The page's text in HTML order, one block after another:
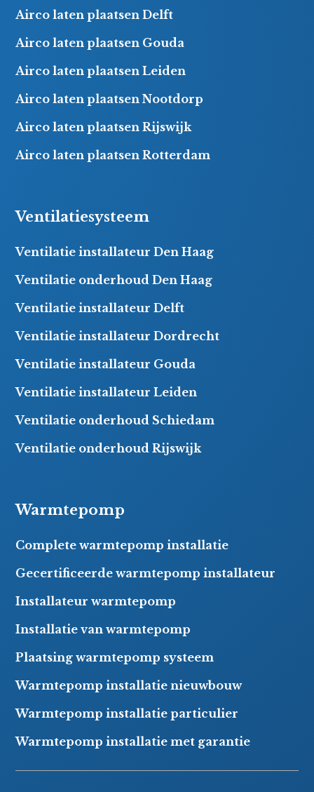
Airco laten plaatsen Delft
Airco laten plaatsen Gouda
Airco laten plaatsen Leiden
Airco laten plaatsen Nootdorp
Airco laten plaatsen Rijswijk
Airco laten plaatsen Rotterdam
Ventilatiesysteem
Ventilatie installateur Den Haag
Ventilatie onderhoud Den Haag
Ventilatie installateur Delft
Ventilatie installateur Dordrecht
Ventilatie installateur Gouda
Ventilatie installateur Leiden
Ventilatie onderhoud Schiedam
Ventilatie onderhoud Rijswijk
Warmtepomp
Complete warmtepomp installatie
Gecertificeerde warmtepomp installateur
Installateur warmtepomp
Installatie van warmtepomp
Plaatsing warmtepomp systeem
Warmtepomp installatie nieuwbouw
Warmtepomp installatie particulier
Warmtepomp installatie met garantie